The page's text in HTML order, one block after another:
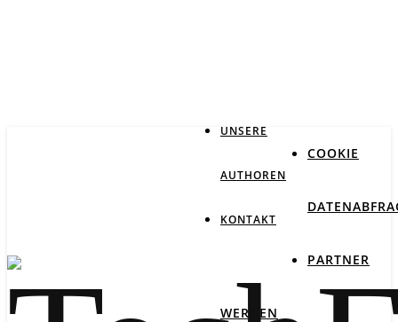
UNSERE
AUTHOREN
KONTAKT
COOKIE
PARTNER
WERDEN